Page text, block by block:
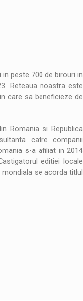
peste 700 de birouri in
Reteaua noastra este
care sa beneficieze de
Romania si Republica
catre companii
s-a afiliat in 2014
editiei locale
se acorda titlul